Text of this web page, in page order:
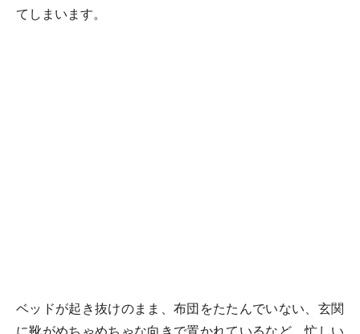
てしまいます。
ベッドが起き抜けのまま、布団をたたんでいない、玄関